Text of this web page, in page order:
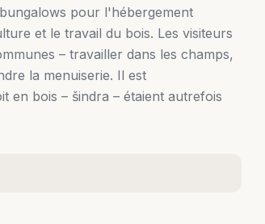
pour l'hébergement
et le travail du bois. Les visiteurs
– travailler dans les champs,
la menuiserie. Il est
en bois – šindra – étaient autrefois